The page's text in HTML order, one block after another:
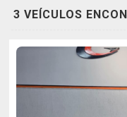
3 VEÍCULOS